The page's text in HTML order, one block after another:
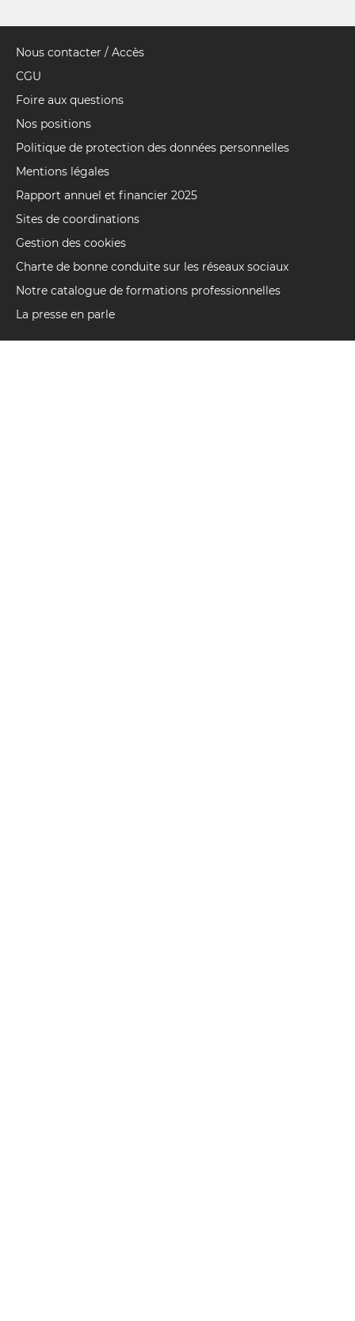
Pied
de
Nous contacter / Accès
CGU
Foire aux questions
Nos positions
Politique de protection des données personnelles
Mentions légales
Rapport annuel et financier 2025
Sites de coordinations
Gestion des cookies
Charte de bonne conduite sur les réseaux sociaux
Notre catalogue de formations professionnelles
La presse en parle